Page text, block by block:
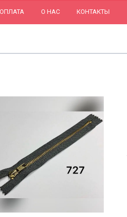
О НАС КОНТАКТЫ